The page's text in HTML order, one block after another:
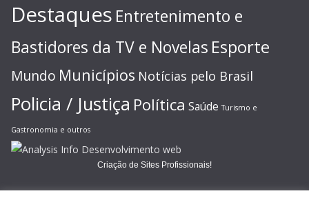
Destaques Entretenimento e
Bastidores da TV e Novelas Esporte
Mundo Municípios Notícias pelo Brasil
Policia / Justiça Política Saúde Turismo e
Gastronomia e outros
Criação de Sites Profissionais!